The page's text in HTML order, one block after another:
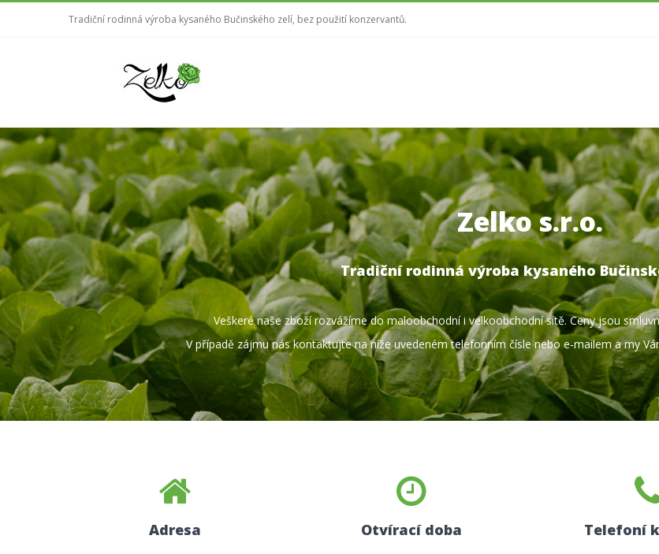
Tradiční rodinná výroba kysaného Bučinského zelí, bez použití konzervantů.
Zelko s.r.o.
Tradiční rodinná výroba kysaného
Veškeré naše zboží rozvážíme do maloobchodní i velkoobchodní sítě. Ceny jsou
V případě zájmu nás kontaktujte na níže uvedeném telefonním čísle nebo e-mailema my
Adresa Otvírací doba Telefoní